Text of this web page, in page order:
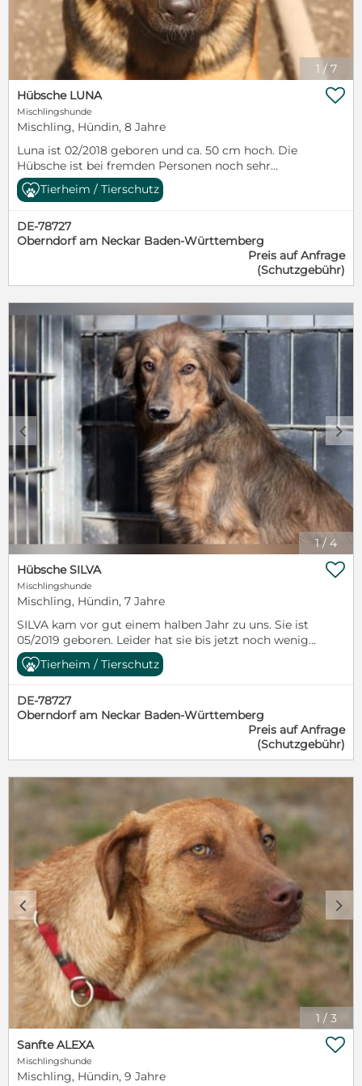
1 / 7
Hübsche LUNA
Mischlingshunde
Mischling, Hündin, 8 Jahre
Luna ist 02/2018 geboren und ca. 50 cm hoch. Die
Hübsche ist bei fremden Personen noch sehr
unsicher und braucht Zeit bis sie Zutrauen fasst. Bei
zu vielen Umweltreizen muss man ihr noch ruhig
und souverän zur Seite stehen. 07423-86 98 378
Unsere Tiere werden gegen Schutzvertrag und -
Gebühr in verantwortungsvolle Hände abgegeben.
Besuchen Sie die lustige Bande und viele weitere
süße Schnauzen auf unserem Tierschutzhof ( 45 Min.
südlich von Stuttgart
)!>>www.menschenfuertiere.de<< 07423 8698378

Tierheim / Tierschutz
DE-78727
Oberndorf am Neckar Baden-Württemberg
Preis auf Anfrage
(Schutzgebühr)
1 / 4
c d
Hübsche SILVA
Mischlingshunde
Mischling, Hündin, 7 Jahre
SILVA kam vor gut einem halben Jahr zu uns. Sie ist
05/2019 geboren. Leider hat sie bis jetzt noch wenig
kennengelernt und ist sehr ängstlich. Normale
Alltagssituationen werden für sie zu einer schweren
Aufgabe, in der die Unsicherheit momentan noch
siegt. Wir sind jedoch davon überzeugt, dass man
Silva mit Geduld und Training zeigen kann, wie
schön ein Hundeleben sein kann. Silvas zukünftiges
Angsthunden haben. Ein souveräner Hundekumpel
wäre für Silva sehr wichtig und würde ihr die ersten
Schritte erleichtern. Wir möchten Silva so gerne
einen Start in ein richtiges Hundeleben geben. – hier:
Tierschutzinitiative Menschen für Tiere e.V. Unsere
Tiere werden gegen Schutzvertrag und -Gebühr in
verantwortungsvolle Hände abgegeben. Besuchen
Sie die lustige Bande und viele weitere süße
Schnauzen auf unserem Tierschutzhof ( 45 Min.
südlich von Stuttgart
)!>>www.menschenfuertiere.de<< 07423 8698378

Tierheim / Tierschutz
DE-78727
Oberndorf am Neckar Baden-Württemberg
Preis auf Anfrage
(Schutzgebühr)
1 / 3
c d
Sanfte ALEXA
Mischlingshunde
Mischling, Hündin, 9 Jahre
